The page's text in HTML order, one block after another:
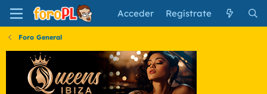
Acceder Regístrate
Foro General